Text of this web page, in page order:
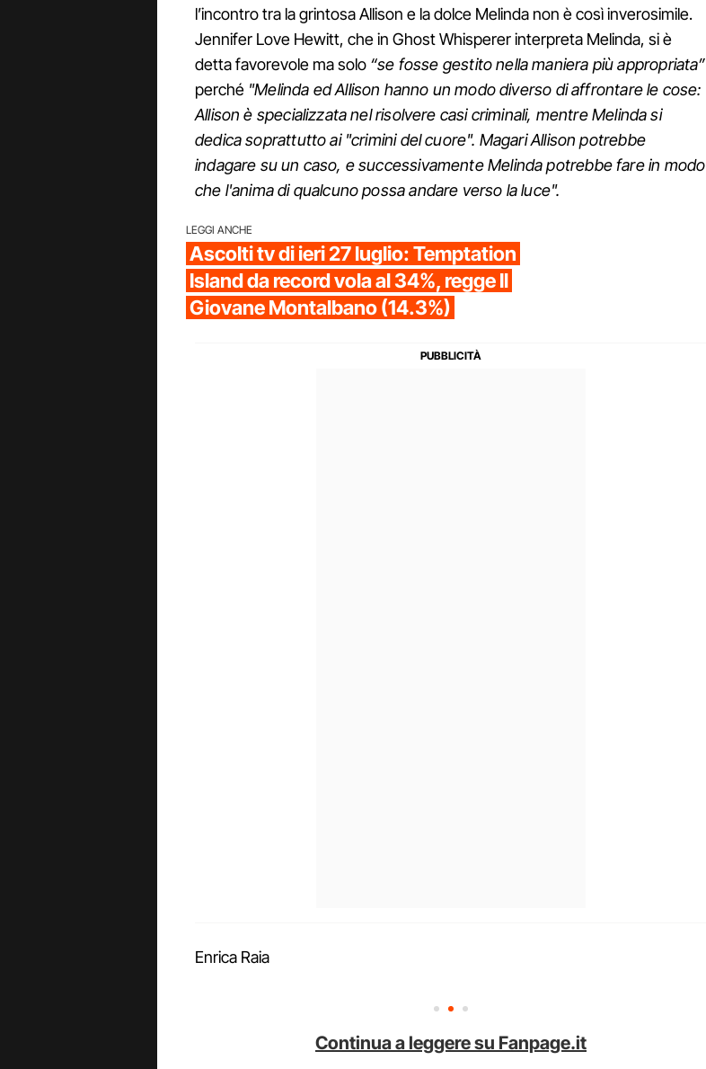
l’incontro tra la grintosa Allison e la dolce Melinda non è così inverosimile.
Jennifer Love Hewitt, che in Ghost Whisperer interpreta Melinda, si è
detta favorevole ma solo “se fosse gestito nella maniera più appropriata”
perché "Melinda ed Allison hanno un modo diverso di affrontare le cose:
Allison è specializzata nel risolvere casi criminali, mentre Melinda si
dedica soprattutto ai "crimini del cuore". Magari Allison potrebbe
indagare su un caso, e successivamente Melinda potrebbe fare in modo
che l'anima di qualcuno possa andare verso la luce".
LEGGI ANCHE
Ascolti tv di ieri 27 luglio: Temptation
Island da record vola al 34%, regge Il
Giovane Montalbano (14.3%)
Enrica Raia
Continua a leggere su Fanpage.it